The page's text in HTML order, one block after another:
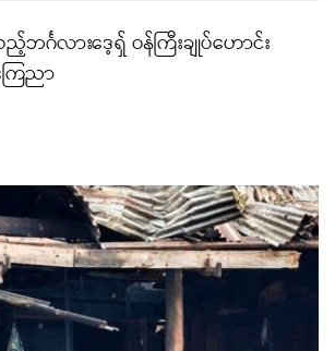
င်္ဂလားဒေ့ရှ် ဝန်ကြီးချုပ်ဟောင်း
ေညာ